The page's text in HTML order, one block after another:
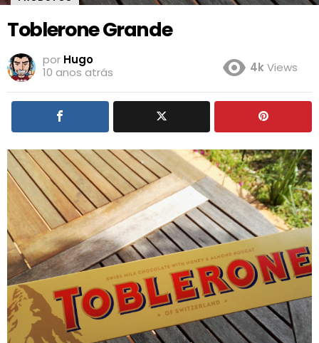
Toblerone Grande
por Hugo
10 anos atrás
4kViews